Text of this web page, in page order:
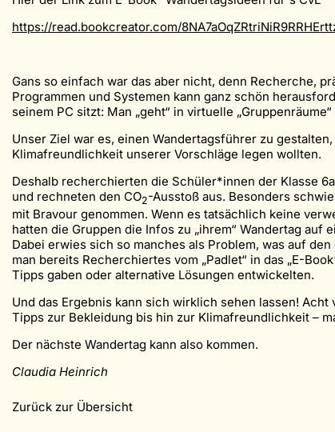
https://read.bookcreator.com/
Gans so einfach war das aber nicht, denn Recherche,
Programmen und Systemen kann ganz schön
seinem PC sitzt: Man „geht“ in virtuelle
Unser Ziel war es, einen Wandertagsführer zu
Klimafreundlichkeit unserer Vorschläge legen wollten.
Deshalb recherchierten die Schüler*innen der Klasse
und rechneten den CO2-Ausstoß aus. Besonders
mit Bravour genommen. Wenn es tatsächlich keine
hatten die Gruppen die Infos zu „ihrem“ Wandertag
Dabei erwies sich so manches als Problem, was auf
man bereits Recherchiertes vom „Padlet“ in das „E-
Tipps gaben oder alternative Lösungen entwickelten.
Und das Ergebnis kann sich wirklich sehen lassen!
Tipps zur Bekleidung bis hin zur Klimafreundlichkeit –
Der nächste Wandertag kann also kommen.
Claudia Heinrich
Zurück zur Übersicht